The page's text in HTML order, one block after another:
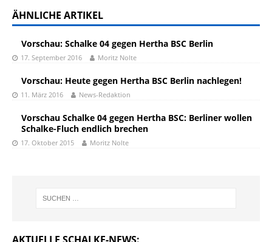
ÄHNLICHE ARTIKEL
Vorschau: Schalke 04 gegen Hertha BSC Berlin
17. September 2016 Moritz Nolte
Vorschau: Heute gegen Hertha BSC Berlin nachlegen!
11. März 2016 News-Redaktion
Vorschau Schalke 04 gegen Hertha BSC: Berliner wollen
Schalke-Fluch endlich brechen
17. Oktober 2015 Moritz Nolte